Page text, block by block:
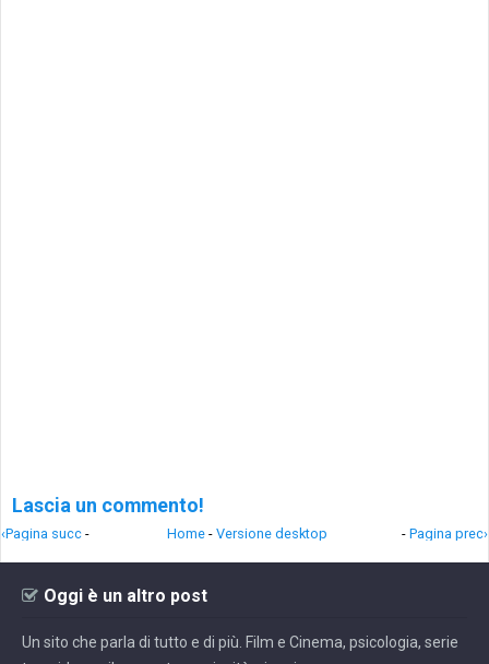
Lascia un commento!
‹Pagina succ - - Pagina prec›
Home - Versione desktop
Oggi è un altro post
Un sito che parla di tutto e di più. Film e Cinema, psicologia, serie